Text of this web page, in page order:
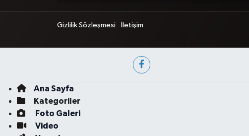
Gizlilik Sözleşmesi İletişim
Ana Sayfa
Kategoriler
Foto Galeri
Video